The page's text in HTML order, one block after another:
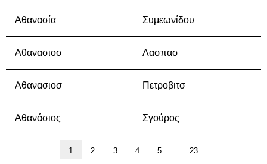
Αθανασία Συμεωνίδου
Αθανασιοσ Λασπασ
Αθανασιοσ Πετροβιτσ
Αθανάσιος Σγούρος
1 2 3 4 5 23